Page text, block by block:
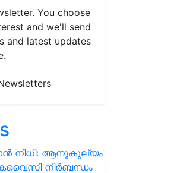
You choose
and we'll send
and latest updates